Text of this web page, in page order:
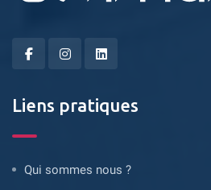
Liens pratiques
Qui sommes nous ?